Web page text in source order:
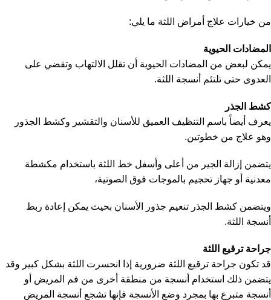
من خيارات علاج أمراض اللثة ما يلي:
المضادات الحيوية
يمكن لبعض من المضادات الحيوية أن تقلل الالتهاب وتقضي على
العدوى حتى تلتئم أنسجة اللثة.
كشط الجذر
يعرف أيضاً باسم التنظيف العميق للأسنان والتقشير وكشط الجذور
وهو علاج من خطوتين.
يتضمن إزالة الجير من أعلى وأسفل خط اللثة باستخدام مكشطة
معدنية أو جهاز تحجيم بالموجات فوق الصوتية،
ويتضمن كشط الجذر تنعيم جذور الأسنان بحيث يمكن إعادة ربط
أنسجة اللثة.
جراحة ترقيع اللثة
قد تكون جراحة ترقيع اللثة ضرورية إذا انحسرت اللثة بشكل كبير وقد
يتضمن ذلك استخدام أنسجة من منطقة أخرى من فم المريض أو
أنسجة متبرع بها بمجرد وضع الأنسجة فإنها تشجع أنسجة المريض